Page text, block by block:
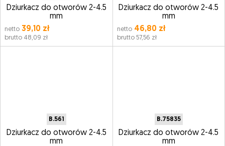
Dziurkacz do otworów 2-4.5
mm
netto 39,10 zł
brutto 48,09 zł
Dziurkacz do otworów 2-4.5
mm
netto46,80 zł
brutto 57,56 zł
B.561
Dziurkacz do otworów 2-4.5
mm
B.75835
Dziurkacz do otworów 2-4.5
mm